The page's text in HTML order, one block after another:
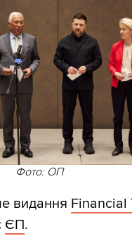
Фото: ОП
видання Financial
ЄП.